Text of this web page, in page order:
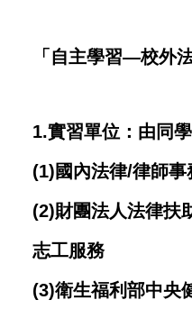
「自主學習—校外
1.實習單位：由同
(1)國內法律/律師事
(2)財團法人法律扶
志工服務
(3)衛生福利部中央